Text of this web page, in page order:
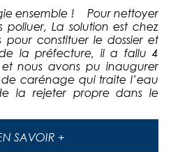
ensemble ! Pour nettoyer
polluer, La solution est chez
pour constituer le dossier et
la préfecture, il a fallu 4
nous avons pu inaugurer
carénage qui traite l’eau
la rejeter propre dans le
EN SAVOIR +